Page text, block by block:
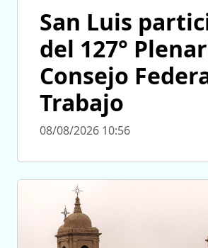
San Luis
del 127°
Consejo
Trabajo
08/08/2026 10:56